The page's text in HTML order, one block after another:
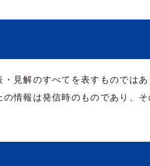
見解のすべてを表すものでは
情報は発信時のものであり、そ